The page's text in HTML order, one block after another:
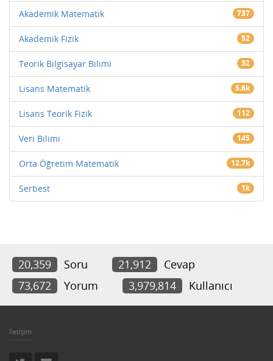
Akademik Matematik 737
Akademik Fizik 52
Teorik Bilgisayar Bilimi 32
Lisans Matematik 5.6k
Lisans Teorik Fizik 112
Veri Bilimi 145
Orta Öğretim Matematik 12.7k
Serbest 1k
20,359 Soru 21,912
Cevap
73,672
Yorum 3,979,814 Kullanıcı
İletişim